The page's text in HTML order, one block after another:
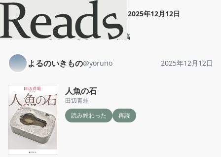
よるのいきもの" 人魚の石 2025年12月12日
ホーム よるのいきもの 投稿
よるのいきもの@yoruno 2025年12月12日
人魚の石
田辺青蛙
読み終わった
再読